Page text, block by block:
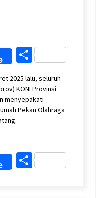
Share
2025 lalu, seluruh
KONI Provinsi
menyepakati
Pekan Olahraga
Share